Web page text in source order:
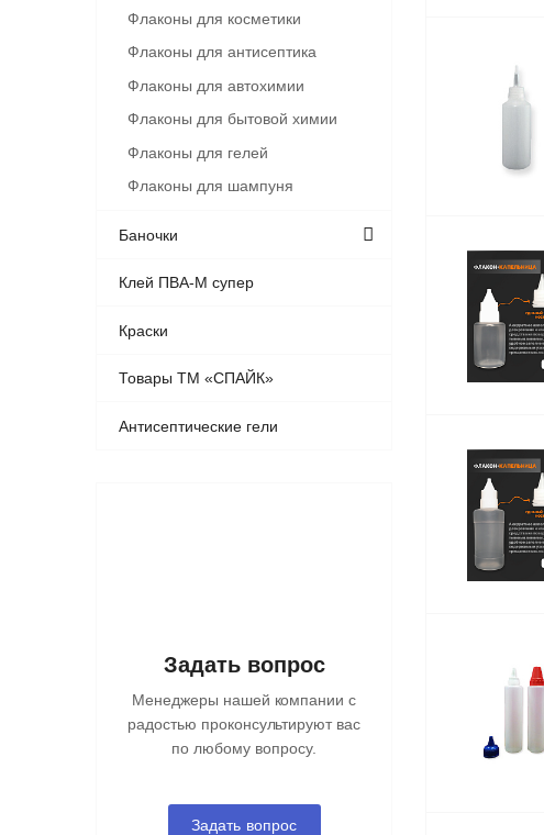
Флаконы для косметики
Флаконы для антисептика
Флаконы для автохимии
Флаконы для бытовой химии
Флаконы для гелей
Флаконы для шампуня
Баночки
Клей ПВА-М супер
Краски
Товары ТМ «СПАЙК»
Антисептические гели
Задать вопрос
Менеджеры нашей компании с
радостью проконсультируют вас
по любому вопросу.
Задать вопрос